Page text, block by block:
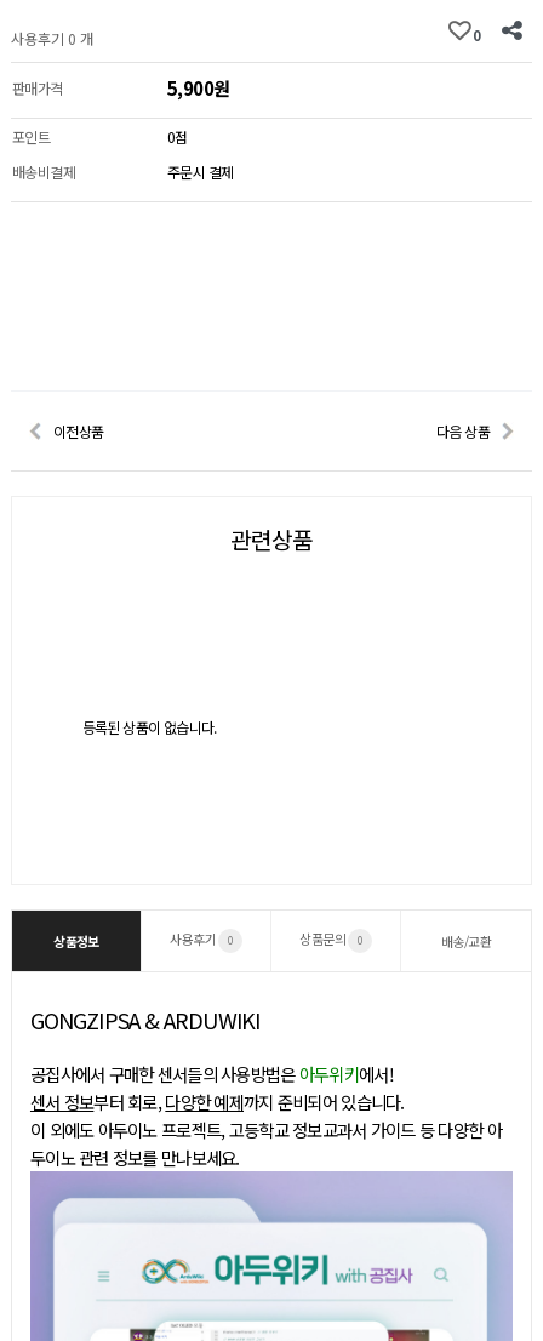
사용후기 0 개 0
판매가격 5,900원
포인트
0점
배송비결제
주문시 결제
이전상품 다음 상품
관련상품
등록된 상품이 없습니다.
상품정보 사용후기 0 상품문의 0 배송/교환
GONGZIPSA & ARDUWIKI
공집사에서 구매한 센서들의 사용방법은아두위키에서!
센서 정보부터 회로,다양한 예제까지 준비되어 있습니다.
이 외에도 아두이노 프로젝트, 고등학교 정보교과서 가이드 등 다양한 아
두이노 관련 정보를 만나보세요.